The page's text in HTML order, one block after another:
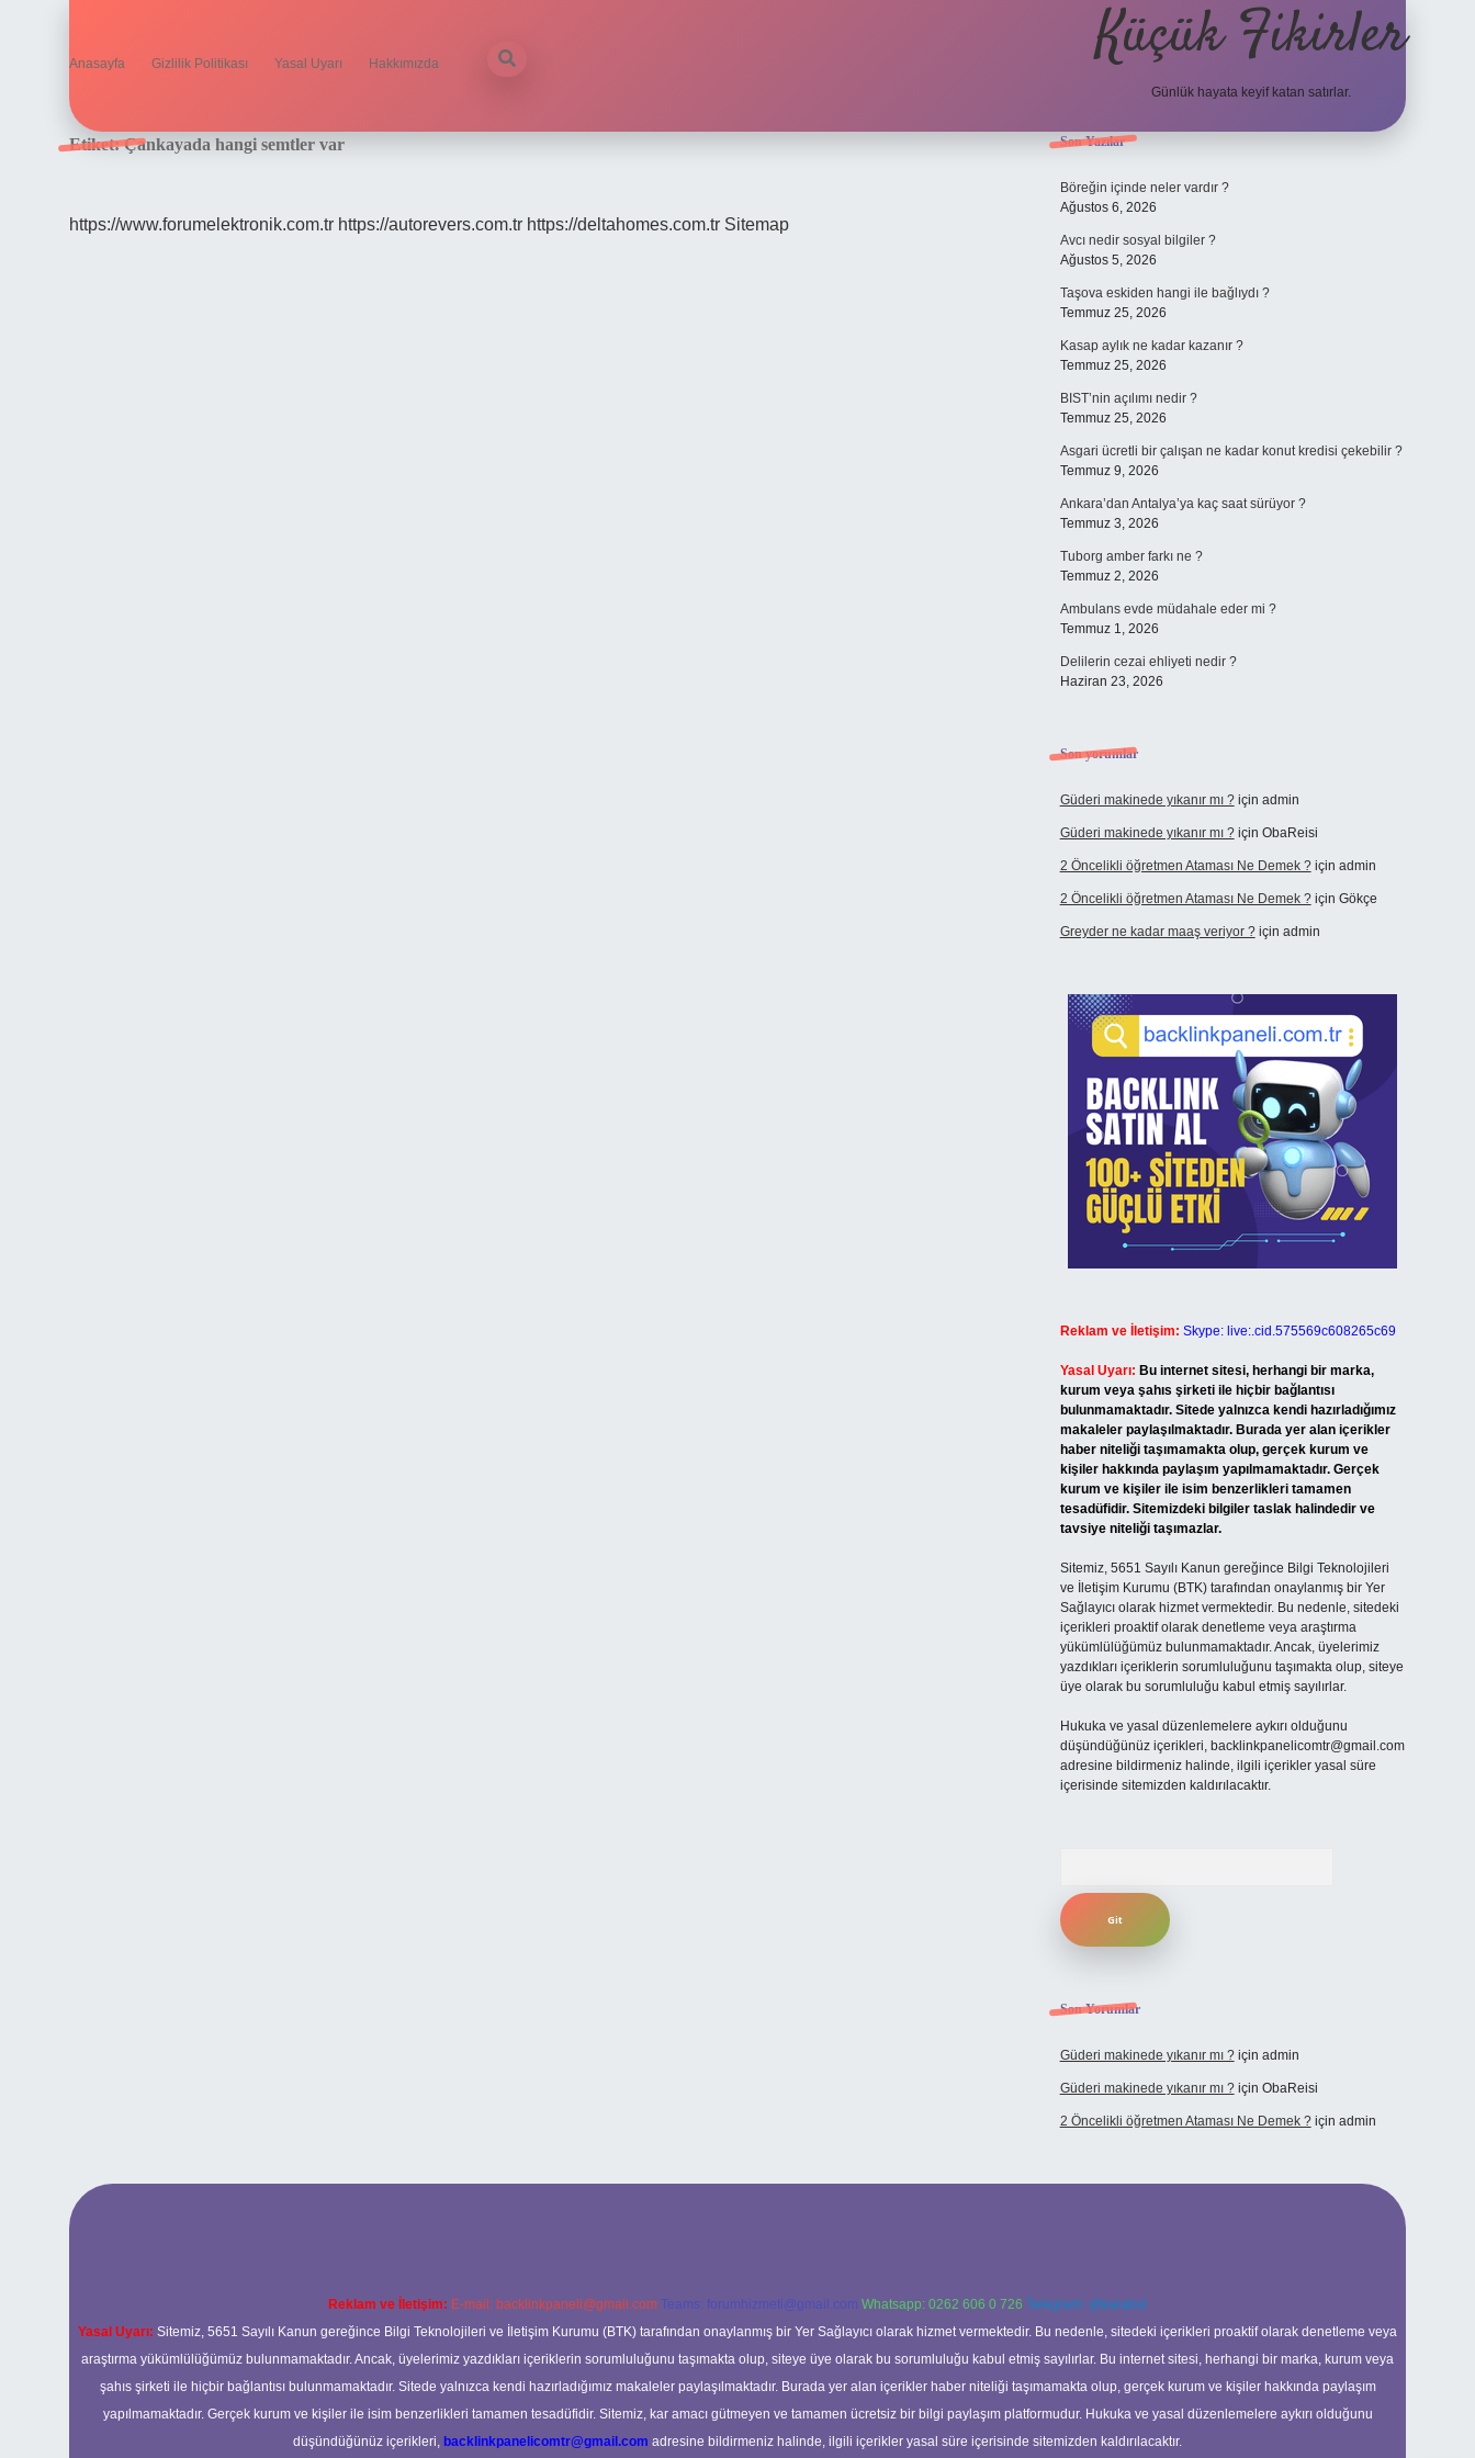
Anasayfa Gizlilik Politikası Yasal Uyarı Hakkımızda Küçük Fikirler
Günlük hayata keyif katan satırlar.
Etiket:Çankayada hangi semtler var
https://www.forumelektronik.com.tr https://autorevers.com.tr https://deltahomes.com.tr Sitemap
Sidebar
Son Yazılar
Böreğin içinde neler vardır ?
Ağustos 6, 2026
Avcı nedir sosyal bilgiler ?
Ağustos 5, 2026
Taşova eskiden hangi ile bağlıydı ?
Temmuz 25, 2026
Kasap aylık ne kadar kazanır ?
Temmuz 25, 2026
BIST’nin açılımı nedir ?
Temmuz 25, 2026
Asgari ücretli bir çalışan ne kadar konut kredisi çekebilir ?
Temmuz 9, 2026
Ankara’dan Antalya’ya kaç saat sürüyor ?
Temmuz 3, 2026
Tuborg amber farkı ne ?
Temmuz 2, 2026
Ambulans evde müdahale eder mi ?
Temmuz 1, 2026
Delilerin cezai ehliyeti nedir ?
Haziran 23, 2026
Son yorumlar
Güderi makinede yıkanır mı ?için admin
Güderi makinede yıkanır mı ?için ObaReisi
2 Öncelikli öğretmen Ataması Ne Demek ?için admin
2 Öncelikli öğretmen Ataması Ne Demek ?için Gökçe
Greyder ne kadar maaş veriyor ?için admin
Reklam ve İletişim: Skype: live:.cid.575569c608265c69
Yasal Uyarı: Bu internet sitesi, herhangi bir marka,
kurum veya şahıs şirketi ile hiçbir bağlantısı
bulunmamaktadır. Sitede yalnızca kendi hazırladığımız
makaleler paylaşılmaktadır. Burada yer alan içerikler
haber niteliği taşımamakta olup, gerçek kurum ve
kişiler hakkında paylaşım yapılmamaktadır. Gerçek
kurum ve kişiler ile isim benzerlikleri tamamen
tesadüfidir. Sitemizdeki bilgiler taslak halindedir ve
tavsiye niteliği taşımazlar.
Sitemiz, 5651 Sayılı Kanun gereğince Bilgi Teknolojileri
ve İletişim Kurumu (BTK) tarafından onaylanmış bir Yer
Sağlayıcı olarak hizmet vermektedir. Bu nedenle, sitedeki
içerikleri proaktif olarak denetleme veya araştırma
yükümlülüğümüz bulunmamaktadır. Ancak, üyelerimiz
yazdıkları içeriklerin sorumluluğunu taşımakta olup, siteye
üye olarak bu sorumluluğu kabul etmiş sayılırlar.
Hukuka ve yasal düzenlemelere aykırı olduğunu
düşündüğünüz içerikleri, backlinkpanelicomtr@gmail.com
adresine bildirmeniz halinde, ilgili içerikler yasal süre
içerisinde sitemizden kaldırılacaktır.
Son Yorumlar
Güderi makinede yıkanır mı ?için admin
Güderi makinede yıkanır mı ?için ObaReisi
2 Öncelikli öğretmen Ataması Ne Demek ?için admin
Reklam ve İletişim: E-mail: backlinkpaneli@gmail.com Teams: forumhizmeti@gmail.com Whatsapp: 0262 606 0 726 Telegram: @karabul
Yasal Uyarı: Sitemiz, 5651 Sayılı Kanun gereğince Bilgi Teknolojileri ve İletişim Kurumu (BTK) tarafından onaylanmış bir Yer Sağlayıcı olarak hizmet vermektedir. Bu nedenle, sitedeki içerikleri proaktif olarak denetleme veya
araştırma yükümlülüğümüz bulunmamaktadır. Ancak, üyelerimiz yazdıkları içeriklerin sorumluluğunu taşımakta olup, siteye üye olarak bu sorumluluğu kabul etmiş sayılırlar. Bu internet sitesi, herhangi bir marka, kurum veya
şahıs şirketi ile hiçbir bağlantısı bulunmamaktadır. Sitede yalnızca kendi hazırladığımız makaleler paylaşılmaktadır. Burada yer alan içerikler haber niteliği taşımamakta olup, gerçek kurum ve kişiler hakkında paylaşım
yapılmamaktadır. Gerçek kurum ve kişiler ile isim benzerlikleri tamamen tesadüfidir. Sitemiz, kar amacı gütmeyen ve tamamen ücretsiz bir bilgi paylaşım platformudur. Hukuka ve yasal düzenlemelere aykırı olduğunu
düşündüğünüz içerikleri, backlinkpanelicomtr@gmail.com adresine bildirmeniz halinde, ilgili içerikler yasal süre içerisinde sitemizden kaldırılacaktır.